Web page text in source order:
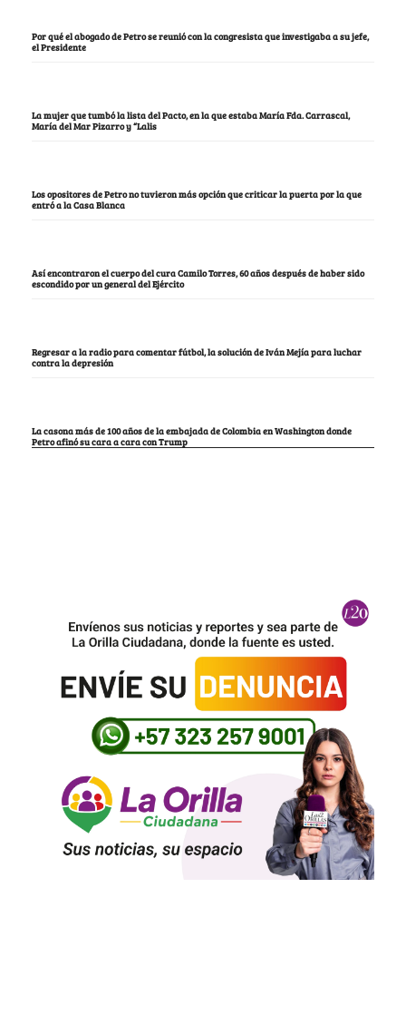
Por qué el abogado de Petro se reunió con la congresista que investigaba a su jefe,
el Presidente
La mujer que tumbó la lista del Pacto, en la que estaba María Fda. Carrascal,
María del Mar Pizarro y “Lalis
Los opositores de Petro no tuvieron más opción que criticar la puerta por la que
entró a la Casa Blanca
Así encontraron el cuerpo del cura Camilo Torres, 60 años después de haber sido
escondido por un general del Ejército
Regresar a la radio para comentar fútbol, la solución de Iván Mejía para luchar
contra la depresión
La casona más de 100 años de la embajada de Colombia en Washington donde
Petro afinó su cara a cara con Trump